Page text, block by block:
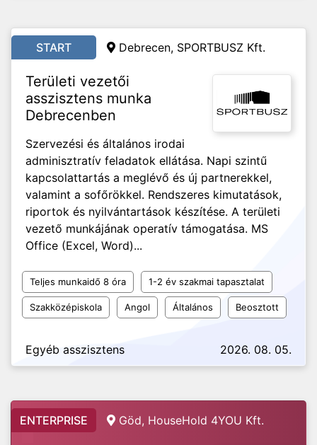
START Debrecen, SPORTBUSZ Kft.
Területi vezetői
asszisztens munka
Debrecenben
Szervezési és általános irodai
adminisztratív feladatok ellátása. Napi szintű
kapcsolattartás a meglévő és új partnerekkel,
valamint a sofőrökkel. Rendszeres kimutatások,
riportok és nyilvántartások készítése. A területi
vezető munkájának operatív támogatása. MS
Office (Excel, Word)...
Teljes munkaidő 8 óra 1-2 év szakmai tapasztalat
Szakközépiskola Angol Általános Beosztott
Egyéb asszisztens 2026. 08. 05.
ENTERPRISE Göd, HouseHold 4YOU Kft.